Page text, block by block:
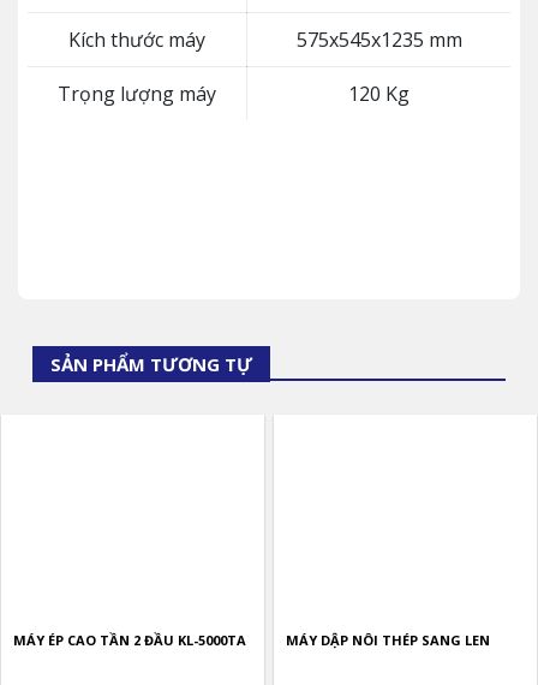
Kích thước máy 575x545x1235 mm
Trọng lượng máy 120 Kg
SẢN PHẨM TƯƠNG TỰ
MÁY ÉP CAO TẦN 2 ĐẦU KL-5000TA MÁY DẬP NÔI THÉP SANG LEN